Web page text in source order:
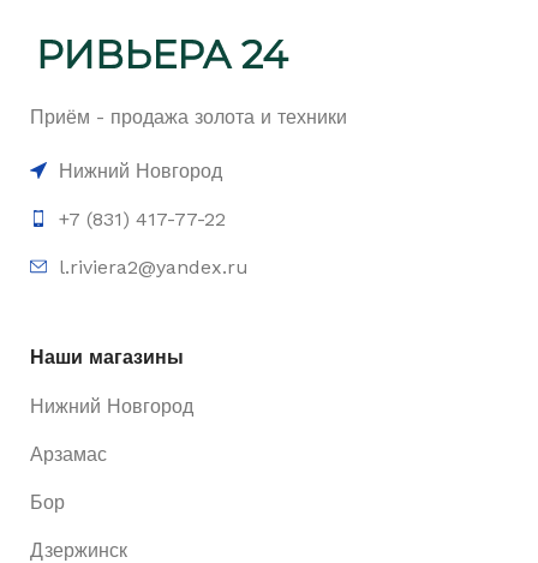
Приём - продажа золота и техники
Нижний Новгород
+7 (831) 417-77-22
l.riviera2@yandex.ru
Наши магазины
Нижний Новгород
Арзамас
Бор
Дзержинск